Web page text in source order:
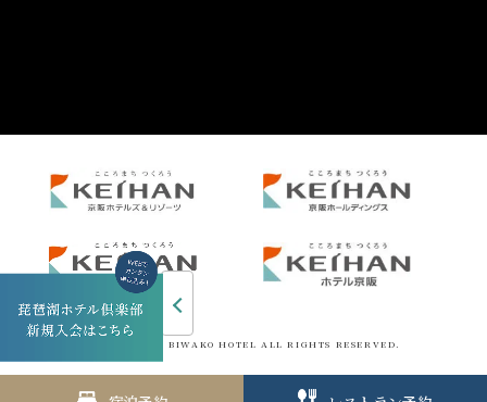
COPYRIGHT © BIWAKO HOTEL ALL RIGHTS RESERVED.